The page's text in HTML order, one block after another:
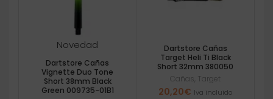
Novedad
Dartstore Cañas
Vignette Duo Tone
Short 38mm Black
Green 009735-01B1
Dartstore Cañas
Target Heli Ti Black
Short 32mm 380050
Cañas Target
20,20€ Iva incluido